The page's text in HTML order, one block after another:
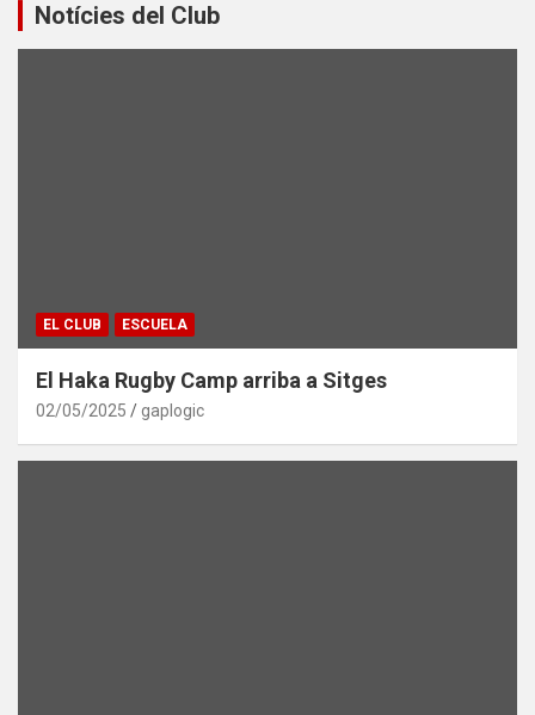
Notícies del Club
EL CLUB ESCUELA
El Haka Rugby Camp arriba a Sitges
02/05/2025 gaplogic